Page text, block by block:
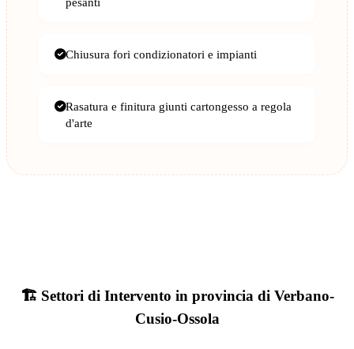
Chiusura fori condizionatori e impianti
Rasatura e finitura giunti cartongesso a regola
d'arte
🏗️ Settori di Intervento in provincia di Verbano-
Cusio-Ossola